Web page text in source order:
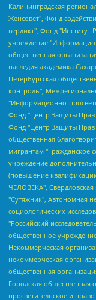
Калининградская региональная общественная организация "Экозащита!-Женсовет", Фонд содействия защите прав и свобод граждан "Общественный вердикт", Фонд "Институт Развития Свободы Информации", Частное учреждение "Информационное агентство МЕМО. РУ", Региональная общественная организация "Общественная комиссия по сохранению наследия академика Сахарова", Фонд поддержки свободы прессы, Санкт-Петербургская общественная правозащитная организация "Гражданский контроль", Межрегиональная общественная организация "Информационно-просветительский центр "Мемориал", Региональный Фонд "Центр Защиты Прав Средств Массовой Информации", с 05.12.2023 Фонд "Центр Защиты Прав Средств массовой информации", Региональная общественная благотворительная организация помощи беженцам и мигрантам "Гражданское содействие", Негосударственное образовательное учреждение дополнительного профессионального образования (повышение квалификации) специалистов "АКАДЕМИЯ ПО ПРАВАМ ЧЕЛОВЕКА", Свердловская региональная общественная организация "Сутяжник", Автономная некоммерческая организация "Центр независимых социологических исследований", Союз общественных объединений "Российский исследовательский центр по правам человека", Региональное общественное учреждение научно-информационный центр "МЕМОРИАЛ", Некоммерческая организация "Фонд защиты гласности", Автономная некоммерческая организация "Институт прав человека", Городская общественная организация "Екатеринбургское общество "МЕМОРИАЛ", Городская общественная организация "Рязанское историко-просветительское и правозащитное общество "Мемориал" (Рязанский Мемориал), Челябинский региональный орган общественной самодеятельности – женское общественное объединение "Женщины Евразии", Челябинский региональный орган общественной самодеятельности "Уральская правозащитная группа", Фонд содействия защите здоровья и социальной справедливости имени Андрея Рылькова, Автономная Некоммерческая Организация "Аналитический Центр Юрия Левады", Автономная некоммерческая организация социальной поддержки населения "Проект Апрель", Региональная общественная организация помощи женщинам и детям, находящимся в кризисной ситуации "Информационно-методический центр "Анна", Фонд содействия развитию массовых коммуникаций и правовому просвещению "Так-так-Так", Фонд содействия устойчивому развитию "Серебряная тайга", Свердловский региональный общественный фонд социальных проектов "Новое время", "Idel.Реалии", Кавказ.Реалии, Крым.Реалии, Телеканал Настоящее Время, Татаро-башкирская служба Радио Свобода (Azatliq Radiosi), Радио Свободная Европа/Радио Свобода (PCE/PC), "Сибирь.Реалии", "Фактограф", Благотворительный фонд помощи осужденным и их семьям, Автономная некоммерческая организация "Институт глобализации и социальных движений", Фонд "В защиту прав заключенных", Частное учреждение "Центр поддержки и содействия развитию средств массовой информации", Пензенский региональный общественный благотворительный фонд "Гражданский союз", "Север.Реалии", Некоммерческая организация Фонд "Правовая инициатива", Общество с ограниченной ответственностью "Радио Свободная Европа/Радио Свобода", Чешское информационное агентство "MEDIUM-ORIENT", Красноярская региональная общественная организация "Мы против СПИДа", Камалягин Денис Николаевич, Маркелов Сергей Евгеньевич, Пономарев Лев Александрович, Савицкая Людмила Алексеевна, Автономная некоммерческая организация "Центр по работе с проблемой насилия "НАСИЛИЮ.НЕТ", Межрегиональный профессиональный союз работников